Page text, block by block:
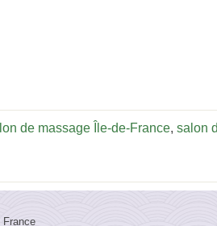
de massage Île-de-France, salon
France